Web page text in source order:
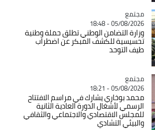
Catégorie
مجتمع
05/08/2026 - 18:48
وزارة التضامن الوطني تطلق حملة وطنية
تحسيسية للكشف المبكر عن اضطراب
طيف التوحد
Catégorie
مجتمع
05/08/2026 - 18:21
محمد بوخاري يشارك في مراسم الافتتاح
الرسمي لأشغال الدورة العادية الثانية
للمجلس الاقتصادي والاجتماعي والثقافي
والبيئي التشادي